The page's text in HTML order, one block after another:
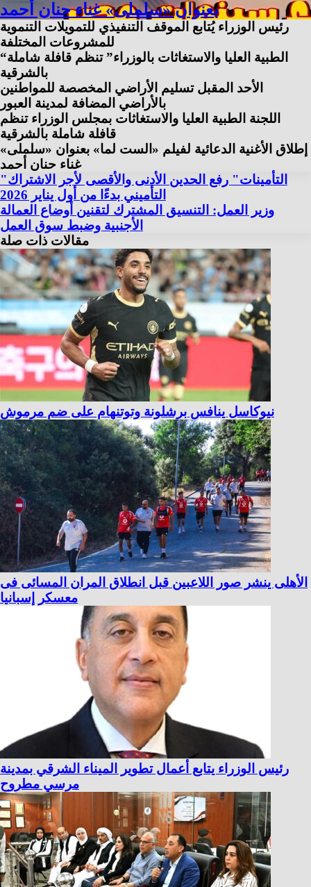
بعنوان «سلملى» غناء حنان أحمد
رئيس الوزراء يُتابع الموقف التنفيذي للتمويلات التنموية
للمشروعات المختلفة
“الطبية العليا والاستغاثات بالوزراء” تنظم قافلة شاملة
بالشرقية
الأحد المقبل تسليم الأراضي المخصصة للمواطنين
بالأراضي المضافة لمدينة العبور
اللجنة الطبية العليا والاستغاثات بمجلس الوزراء تنظم
قافلة شاملة بالشرقية
إطلاق الأغنية الدعائية لفيلم «الست لما» بعنوان «سلملى»
غناء حنان أحمد
"التأمينات" رفع الحدين الأدنى والأقصى لأجر الاشتراك
التأميني بدءًا من أول يناير 2026
وزير العمل: التنسيق المشترك لتقنين أوضاع العمالة
الأجنبية وضبط سوق العمل
مقالات ذات صلة
نيوكاسل ينافس برشلونة وتوتنهام على ضم مرموش
الأهلى ينشر صور اللاعبين قبل انطلاق المران المسائى فى
معسكر إسبانيا
رئيس الوزراء يتابع أعمال تطوير الميناء الشرقي بمدينة
مرسي مطروح